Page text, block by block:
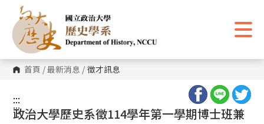
主
要
內
區
塊 首頁 /最新消息 / 徵才訊息
:::
:::
政治大學歷史系徵114學年第一學期博士班兼